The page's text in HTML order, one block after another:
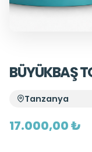
BÜYÜKBAŞ
Tanzanya
17.000,00 ₺